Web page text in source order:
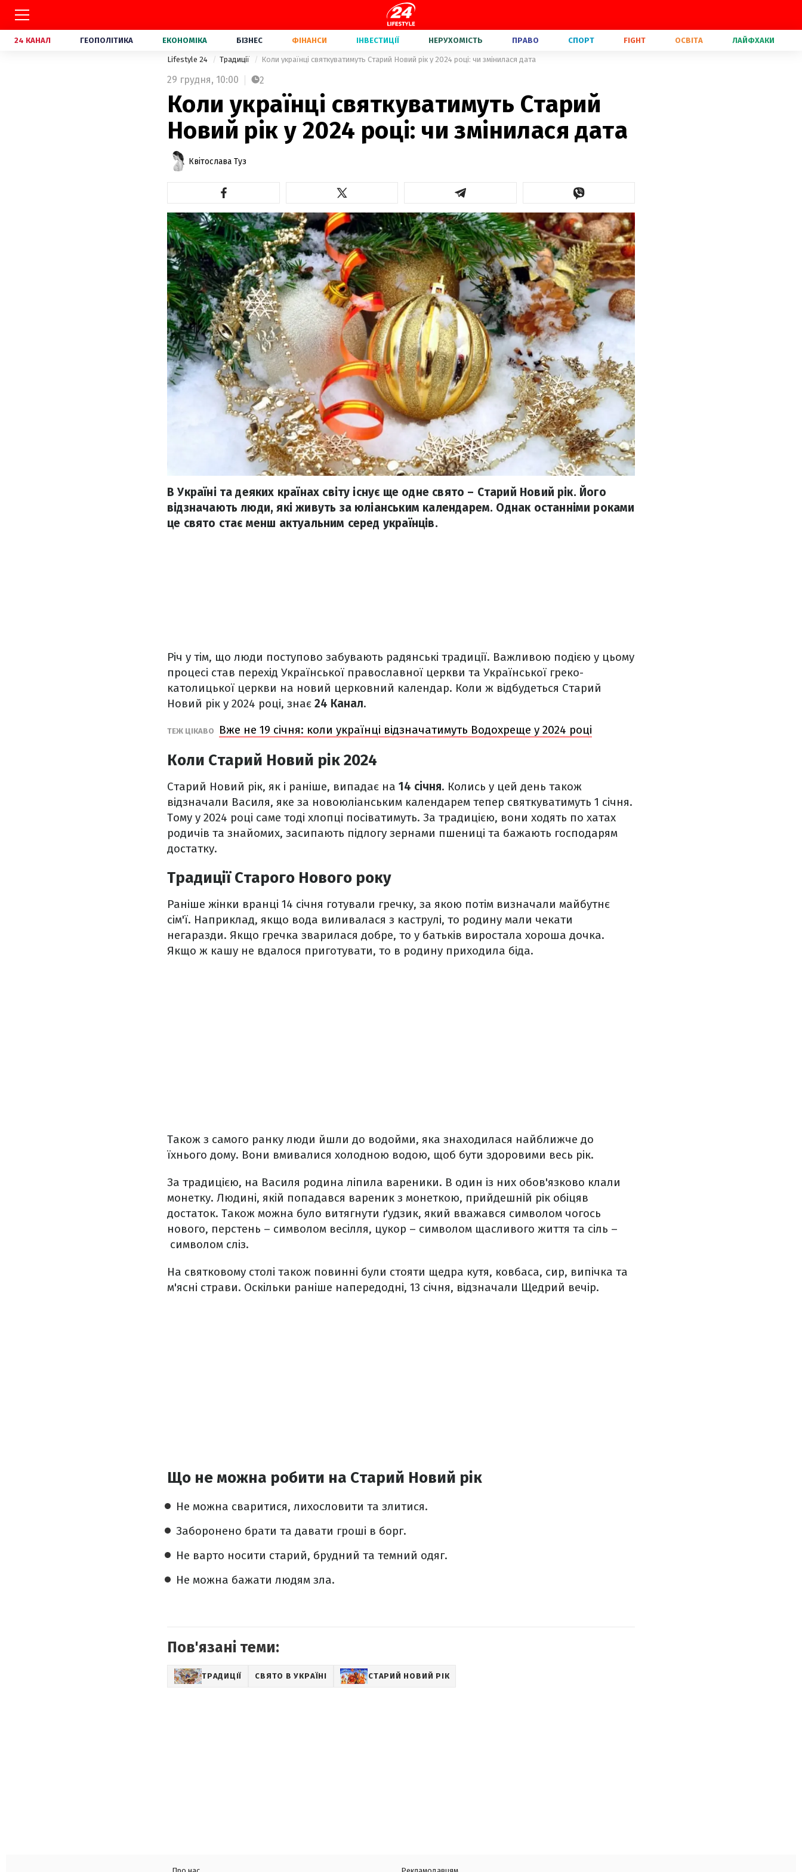
24 КАНАЛ ГЕОПОЛІТИКА ЕКОНОМІКА БІЗНЕС ФІНАНСИ ІНВЕСТИЦІЇ НЕРУХОМІСТЬ ПРАВО СПОРТ FIGHT ОСВІТА ЛАЙФХАКИ
Lifestyle 24 Традиції Коли українці святкуватимуть Старий Новий рік у 2024 році: чи змінилася дата
29 грудня, 10:00 2
Коли українці святкуватимуть Старий
Новий рік у 2024 році: чи змінилася дата
Квітослава Туз
В Україні та деяких країнах світу існує ще одне свято – Старий Новий рік. Його
відзначають люди, які живуть за юліанським календарем. Однак останніми роками
це свято стає менш актуальним серед українців.
Річ у тім, що люди поступово забувають радянські традиції. Важливою подією у цьому
процесі став перехід Української православної церкви та Української греко-
католицької церкви на новий церковний календар. Коли ж відбудеться Старий
Новий рік у 2024 році, знає 24 Канал.
ТЕЖ ЦІКАВО Вже не 19 січня: коли українці відзначатимуть Водохреще у 2024 році
Коли Старий Новий рік 2024
Старий Новий рік, як і раніше, випадає на 14 січня. Колись у цей день також
відзначали Василя, яке за новоюліанським календарем тепер святкуватимуть 1 січня.
Тому у 2024 році саме тоді хлопці посіватимуть. За традицією, вони ходять по хатах
родичів та знайомих, засипають підлогу зернами пшениці та бажають господарям
достатку.
Традиції Старого Нового року
Раніше жінки вранці 14 січня готували гречку, за якою потім визначали майбутнє
сім'ї. Наприклад, якщо вода виливалася з каструлі, то родину мали чекати
негаразди. Якщо гречка зварилася добре, то у батьків виростала хороша дочка.
Якщо ж кашу не вдалося приготувати, то в родину приходила біда.
Також з самого ранку люди йшли до водойми, яка знаходилася найближче до
їхнього дому. Вони вмивалися холодною водою, щоб бути здоровими весь рік.
За традицією, на Василя родина ліпила вареники. В один із них обов'язково клали
монетку. Людині, якій попадався вареник з монеткою, прийдешній рік обіцяв
достаток. Також можна було витягнути ґудзик, який вважався символом чогось
нового, перстень – символом весілля, цукор – символом щасливого життя та сіль –
символом сліз.
На святковому столі також повинні були стояти щедра кутя, ковбаса, сир, випічка та
м'ясні страви. Оскільки раніше напередодні, 13 січня, відзначали Щедрий вечір.
Що не можна робити на Старий Новий рік
Не можна сваритися, лихословити та злитися.
Заборонено брати та давати гроші в борг.
Не варто носити старий, брудний та темний одяг.
Не можна бажати людям зла.
Пов'язані теми:
ТРАДИЦІЇ СВЯТО В УКРАЇНІ СТАРИЙ НОВИЙ РІК